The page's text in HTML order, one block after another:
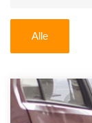
U kunt er ook
verkopen en
Ophaaldienst
Alle